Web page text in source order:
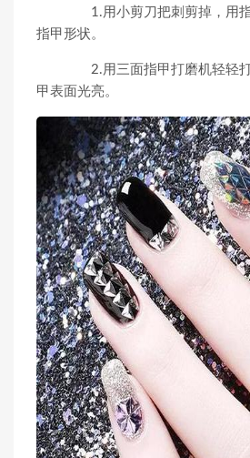
1.用小剪刀把刺剪掉，用指
指甲形状。
2.用三面指甲打磨机轻轻打
甲表面光亮。